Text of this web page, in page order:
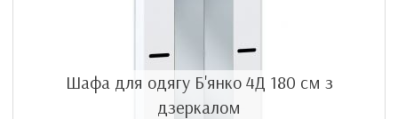
Шафа для одягу Б'янко 4Д 180 см з
дзеркалом